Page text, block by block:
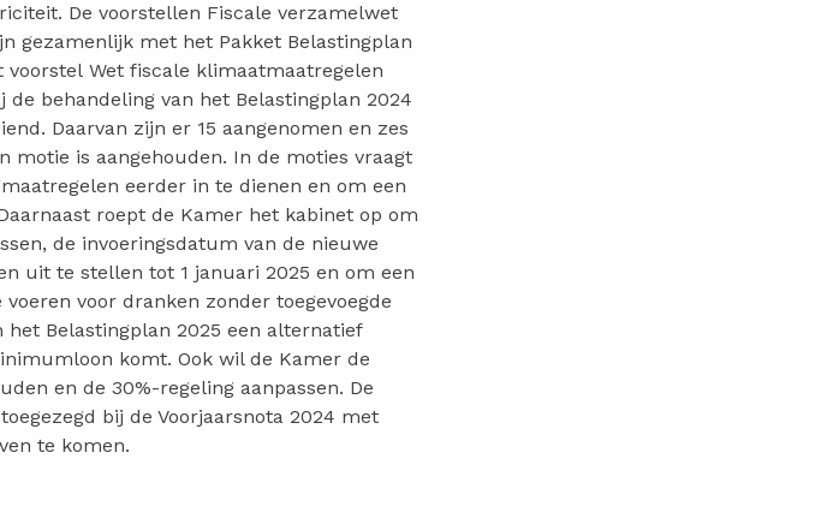
De voorstellen Fiscale verzamelwet
gezamenlijk met het Pakket Belastingplan
voorstel Wet fiscale klimaatmaatregelen
behandeling van het Belastingplan 2024
Daarvan zijn er 15 aangenomen en zes
motie is aangehouden. In de moties vraagt
eerder in te dienen en om een
roept de Kamer het kabinet op om
de invoeringsdatum van de nieuwe
uit te stellen tot 1 januari 2025 en om een
voor dranken zonder toegevoegde
Belastingplan 2025 een alternatief
komt. Ook wil de Kamer de
en de 30%-regeling aanpassen. De
bij de Voorjaarsnota 2024 met
te komen.